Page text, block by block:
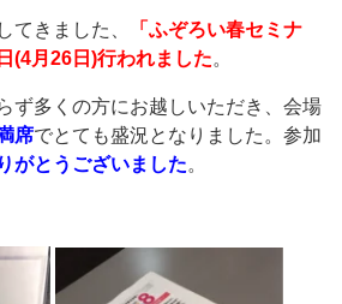
てきました、
「ふぞろい春セミナ
(4月 26 日 )行われました。
ず多くの方にお越しいただき、会場
席でとても盛況となりました。参加
がとうございました。